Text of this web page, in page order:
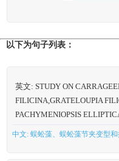
以下为句子列表：
英文: STUDY ON
FILICINA,GRATELOUPIA
PACHYMENIOPSIS
中文: 蜈蚣藻、蜈蚣藻节夹变型